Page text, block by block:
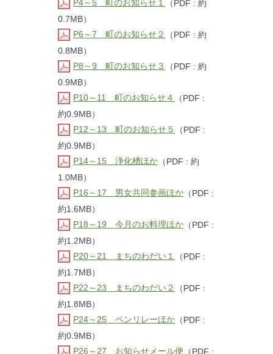
P4～5 町のお知らせ１
（PDF : 約
0.7MB）
P6～7 町のお知らせ２
（PDF : 約
0.8MB）
P8～9 町のお知らせ３
（PDF : 約
0.9MB）
P10～11 町のお知らせ４
（PDF :
約0.9MB）
P12～13 町のお知らせ５
（PDF :
約0.9MB）
P14～15 浄化槽ほか （PDF : 約
1.0MB）
P16～17 男女共同参画ほか （PDF :
約1.6MB）
P18～19 今月のお料理ほか （PDF :
約1.2MB）
P20～21 まちのわだい１
（PDF :
約1.7MB）
P22～23 まちのわだい２
（PDF :
約1.8MB）
P24～25 ペンリレーほか （PDF :
約0.9MB）
P26～27 お知らせメール便 （PDF :